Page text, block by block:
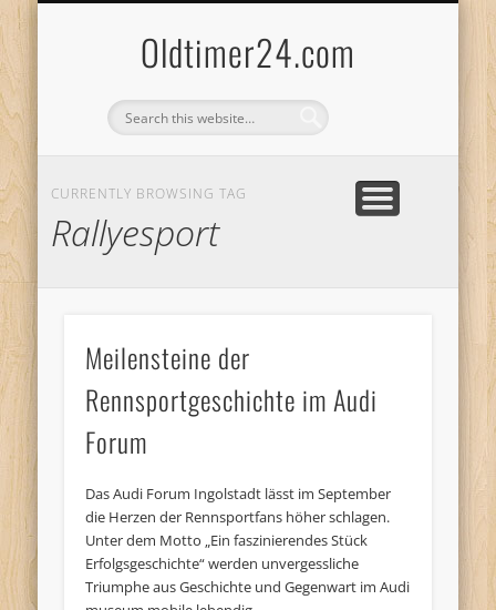
Oldtimer24.com
CURRENTLY BROWSING TAG
Rallyesport
Meilensteine der
Rennsportgeschichte im Audi
Forum
Das Audi Forum Ingolstadt lässt im September
die Herzen der Rennsportfans höher schlagen.
Unter dem Motto „Ein faszinierendes Stück
Erfolgsgeschichte“ werden unvergessliche
Triumphe aus Geschichte und Gegenwart im Audi